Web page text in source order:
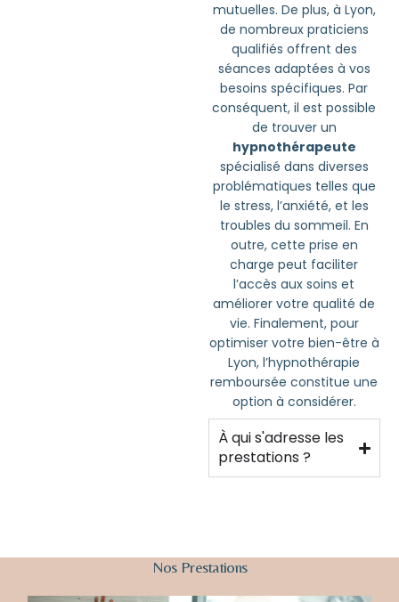
mutuelles. De plus, à Lyon,
de nombreux praticiens
qualifiés offrent des
séances adaptées à vos
besoins spécifiques. Par
conséquent, il est possible
de trouver un
hypnothérapeute
spécialisé dans diverses
problématiques telles que
le stress, l’anxiété, et les
troubles du sommeil. En
outre, cette prise en
charge peut faciliter
l’accès aux soins et
améliorer votre qualité de
vie. Finalement, pour
optimiser votre bien-être à
Lyon, l’hypnothérapie
remboursée constitue une
option à considérer.
À qui s'adresse les
prestations ?
Nos Prestations